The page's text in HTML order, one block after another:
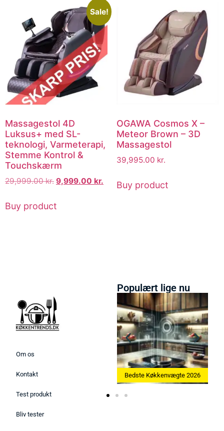
Sale!
Massagestol 4D
Luksus+ med SL-
teknologi, Varmeterapi,
Stemme Kontrol &
Touchskærm
29,999.00kr. 9,999.00 kr.
Buy product
OGAWA Cosmos X –
Meteor Brown – 3D
Massagestol
39,995.00 kr.
Buy product
Om os
Kontakt
Test produkt
Bliv tester
Populært lige nu
2026 Bedste Køkkenvægte 2026 Bedste Æggekoger